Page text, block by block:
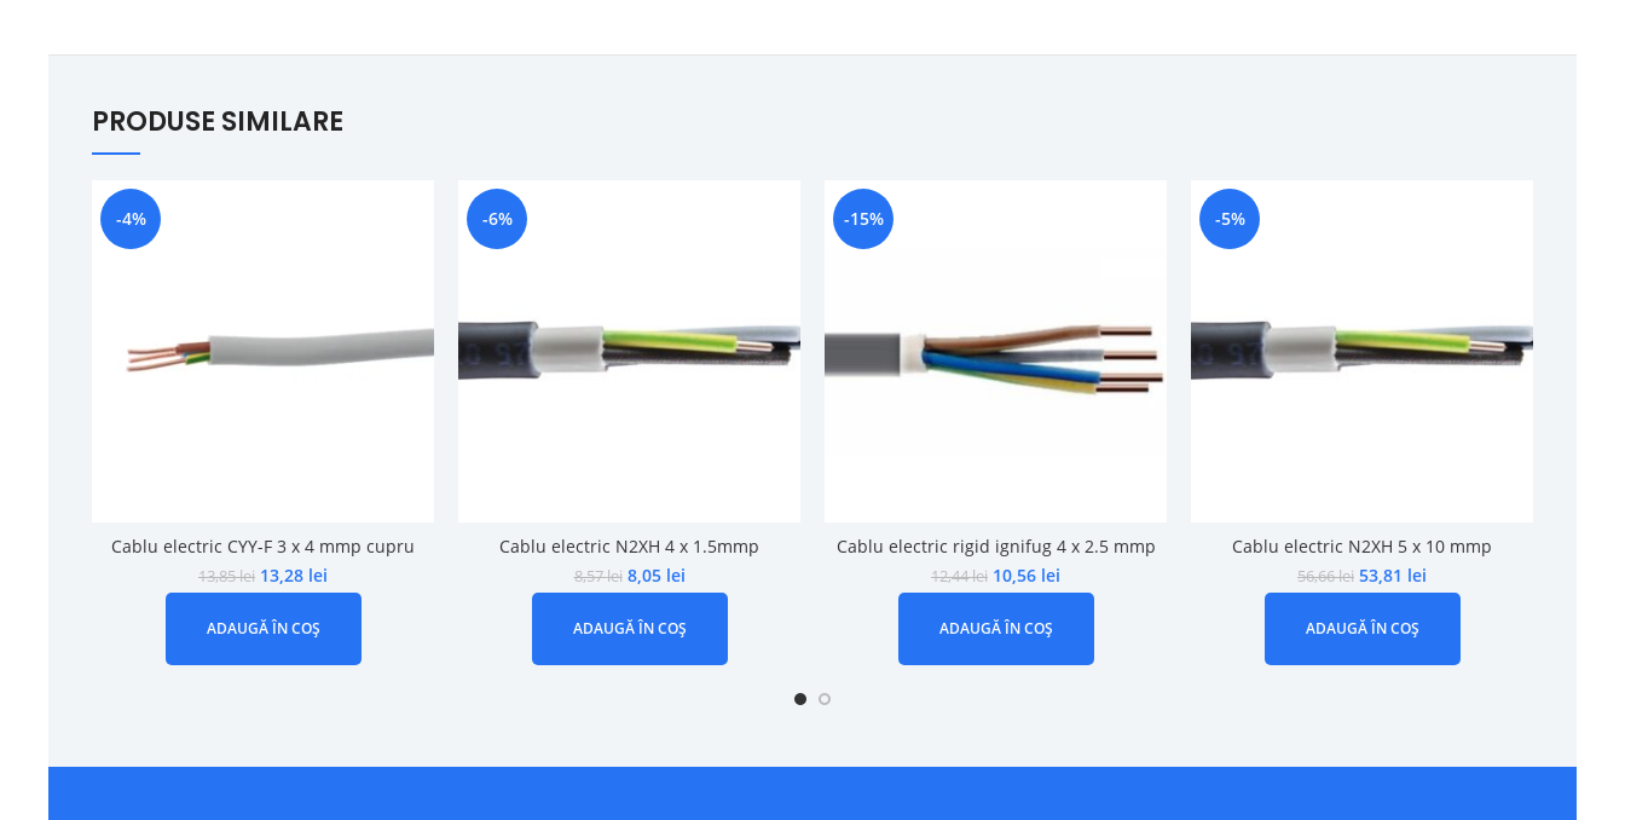
PRODUSE SIMILARE
-4%
Cablu electric CYY-F 3 x 4 mmp cupru
13,85lei 13,28 lei
ADAUGĂ ÎN COȘ
-6%
Cablu electric N2XH 4 x 1.5mmp
8,57lei 8,05 lei
ADAUGĂ ÎN COȘ
-15%
Cablu electric rigid ignifug 4 x 2.5 mmp
12,44lei 10,56 lei
ADAUGĂ ÎN COȘ
-5%
Cablu electric N2XH 5 x 10 mmp
56,66lei 53,81 lei
ADAUGĂ ÎN COȘ